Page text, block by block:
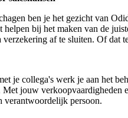
ben je het gezicht van
bij het maken van de
af te sluiten. Of dat
je collega's werk je aan het
jouw
verantwoordelijk persoon.